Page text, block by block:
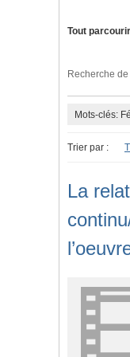
Tout parcourir
Recherche
Mots-clés:
Trier par :
La